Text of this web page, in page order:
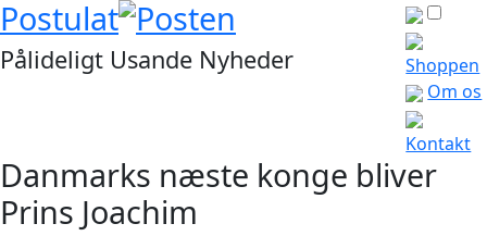
Postulat Posten
Pålideligt Usande Nyheder
Shoppen
Om os
Kontakt
Danmarks næste konge bliver
Prins Joachim